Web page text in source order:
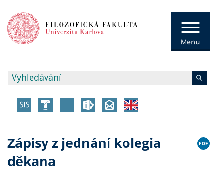
Zápisy z jednání kolegia
děkana